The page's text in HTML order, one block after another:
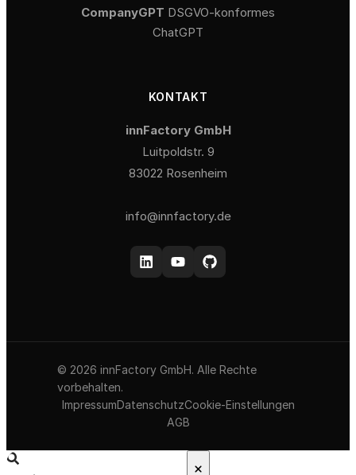
CompanyGPT DSGVO-konformes
ChatGPT
KONTAKT
innFactory GmbH
Luitpoldstr. 9
83022 Rosenheim
info@innfactory.de
© 2026 innFactory GmbH. Alle Rechte
vorbehalten.
ImpressumDatenschutzCookie-Einstellungen
AGB